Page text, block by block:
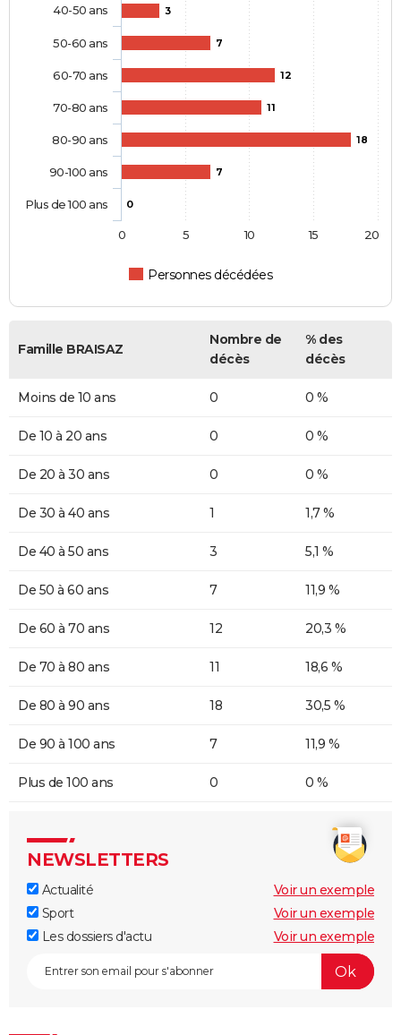
3
7
12
11
18
7
0
Personnes décédées
40-50 ans
50-60 ans
60-70 ans
70-80 ans
80-90 ans
90-100 ans
Plus de 100 ans
0 5 10 15 20
Famille BRAISAZ
Nombre de
décès
% des
décès
Moins de 10 ans 0 0 %
De 10 à 20 ans 0 0 %
De 20 à 30 ans 0 0 %
De 30 à 40 ans 1 1,7 %
De 40 à 50 ans 3 5,1 %
De 50 à 60 ans 7 11,9 %
De 60 à 70 ans 12 20,3 %
De 70 à 80 ans 11 18,6 %
De 80 à 90 ans 18 30,5 %
De 90 à 100 ans 7 11,9 %
Plus de 100 ans 0 0 %
NEWSLETTERS
Actualité
Voir un exemple
Sport
Voir un exemple
Les dossiers d'actu
Voir un exemple